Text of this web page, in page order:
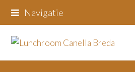
Navigatie